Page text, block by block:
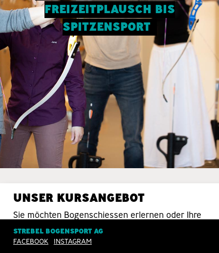
FREIZEITPLAUSCH BIS
SPITZENSPORT
UNSER KURSANGEBOT
Sie möchten Bogenschiessen erlernen oder Ihre
Schiesstechnik verbessern? Da sind Sie bei uns
in guten Händen.
STREBEL BOGENSPORT AG
FACEBOOK
INSTAGRAM